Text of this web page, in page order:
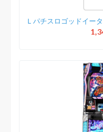
Ｌパチスロゴッドイー